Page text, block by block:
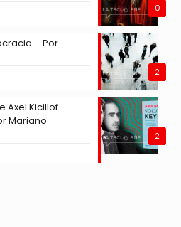
0
2
– Por
2
Axel Kicillof
Mariano